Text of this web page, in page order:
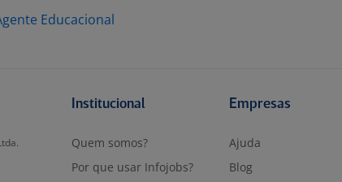
Educacional
Institucional
Quem somos?
Por que usar Infojobs?
Empresas
Ajuda
Blog